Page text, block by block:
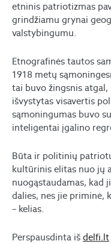
etninis patriotizmas
grindžiamu grynai
valstybingumu.
Etnografinės tautos
1918 metų
tai buvo žingsnis
išvystytas visavertis
sąmoningumas buvo
inteligentai įgalino
Būta ir politinių
kultūrinis elitas nuo jų
nuogąstaudamas, kad
dalies, nes jie priminė,
– kelias.
Perspausdinta iš delfi.lt